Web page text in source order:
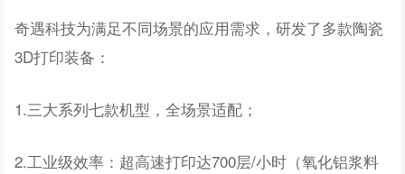
奇遇科技为满足不同场景的应用需求，研发了多款陶瓷
3D打印装备：
1.三大系列七款机型，全场景适配；
2.工业级效率：超高速打印达700层/小时（氧化铝浆料